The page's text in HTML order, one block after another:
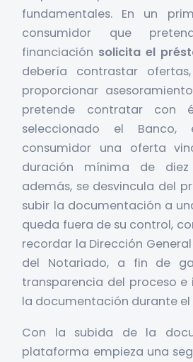
fundamentales. En un
consumidor que
financiación solicita el
debería contrastar
proporcionar
pretende contratar con
seleccionado el
consumidor una oferta
duración mínima de
además, se desvincula del
subir la documentación a
queda fuera de su control,
recordar la Dirección
del Notariado, a fin de
transparencia del proceso
la documentación durante el
Con la subida de la
plataforma empieza una